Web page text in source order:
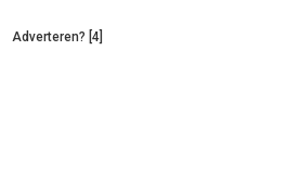
Adverteren? [4]